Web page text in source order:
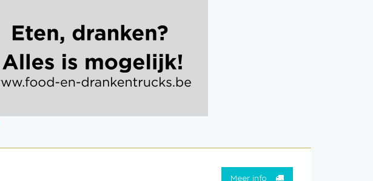
Meer info